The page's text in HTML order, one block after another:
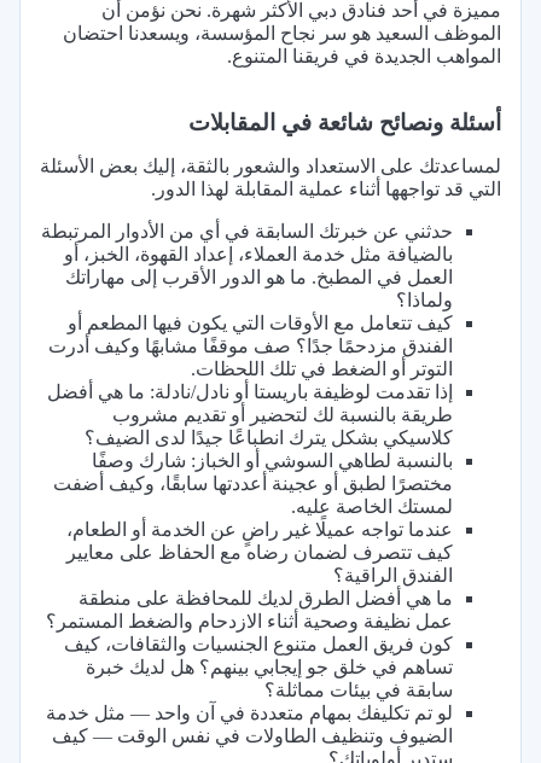
مميزة في أحد فنادق دبي الأكثر شهرة. نحن نؤمن أن
الموظف السعيد هو سر نجاح المؤسسة، ويسعدنا احتضان
المواهب الجديدة في فريقنا المتنوع.
أسئلة ونصائح شائعة في المقابلات
لمساعدتك على الاستعداد والشعور بالثقة، إليك بعض الأسئلة
التي قد تواجهها أثناء عملية المقابلة لهذا الدور.
حدثني عن خبرتك السابقة في أي من الأدوار المرتبطة
بالضيافة مثل خدمة العملاء، إعداد القهوة، الخبز، أو
العمل في المطبخ. ما هو الدور الأقرب إلى مهاراتك
ولماذا؟
كيف تتعامل مع الأوقات التي يكون فيها المطعم أو
الفندق مزدحمًا جدًا؟ صف موقفًا مشابهًا وكيف أدرت
التوتر أو الضغط في تلك اللحظات.
إذا تقدمت لوظيفة باريستا أو نادل/نادلة: ما هي أفضل
طريقة بالنسبة لك لتحضير أو تقديم مشروب
كلاسيكي بشكل يترك انطباعًا جيدًا لدى الضيف؟
بالنسبة لطاهي السوشي أو الخباز: شارك وصفًا
مختصرًا لطبق أو عجينة أعددتها سابقًا، وكيف أضفت
لمستك الخاصة عليه.
عندما تواجه عميلًا غير راضٍ عن الخدمة أو الطعام،
كيف تتصرف لضمان رضاه مع الحفاظ على معايير
الفندق الراقية؟
ما هي أفضل الطرق لديك للمحافظة على منطقة
عمل نظيفة وصحية أثناء الازدحام والضغط المستمر؟
كون فريق العمل متنوع الجنسيات والثقافات، كيف
تساهم في خلق جو إيجابي بينهم؟ هل لديك خبرة
سابقة في بيئات مماثلة؟
لو تم تكليفك بمهام متعددة في آن واحد — مثل خدمة
الضيوف وتنظيف الطاولات في نفس الوقت — كيف